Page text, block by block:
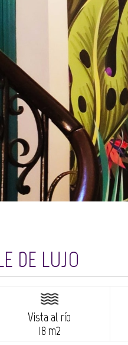
DE LUJO
Vista al río
18 m2